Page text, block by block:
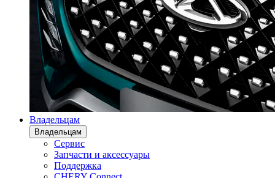
Владельцам
Владельцам
Сервис
Запчасти и аксессуары
Поддержка